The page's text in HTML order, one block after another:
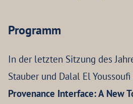
Programm
In der letzten Sitzung des
Stauber und Dalal El
Provenance Interface: A New